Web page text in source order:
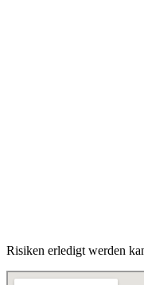
Risiken erledigt werden